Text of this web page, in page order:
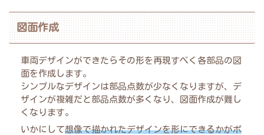
図面作成
車両デザインができたらその形を再現すべく各部品の図
面を作成します。
シンプルなデザインは部品点数が少なくなりますが、デ
ザインが複雑だと部品点数が多くなり、図面作成が難し
くなります。
いかにして想像で描かれたデザインを形にできるかがポ